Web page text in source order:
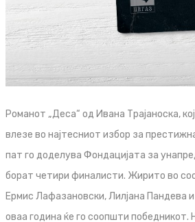
Романот „Деса“ од Ивана Трајаноска,
влезе во најтесниот избор за
пат го доделува Фондацијата за
борат четири финалисти. Жирито во
Ермис Лафазановски, Лилјана Пандева
оваа година ќе го соопшти победникот.